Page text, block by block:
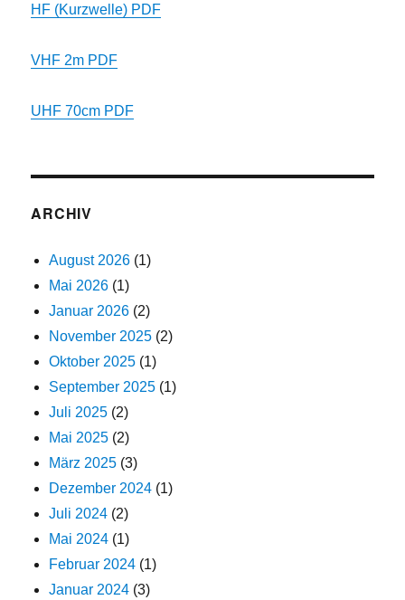
HF (Kurzwelle) PDF
VHF 2m PDF
UHF 70cm PDF
ARCHIV
August 2026 (1)
Mai 2026 (1)
Januar 2026 (2)
November 2025 (2)
Oktober 2025 (1)
September 2025 (1)
Juli 2025 (2)
Mai 2025 (2)
März 2025 (3)
Dezember 2024 (1)
Juli 2024 (2)
Mai 2024 (1)
Februar 2024 (1)
Januar 2024 (3)